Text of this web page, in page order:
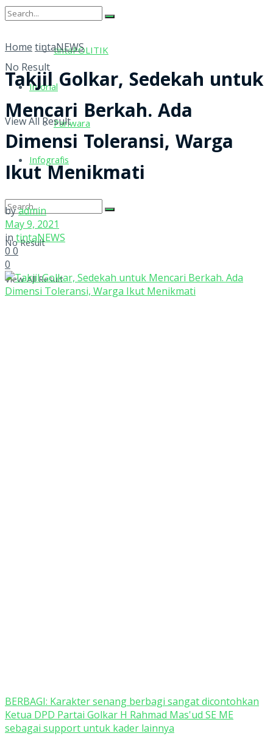
tintaPOLITIK
Inforial
Pariwara
Infografis
No Result
View All Result
No Result
View All Result
Home tintaNEWS
Takjil Golkar, Sedekah untuk
Mencari Berkah. Ada
Dimensi Toleransi, Warga
Ikut Menikmati
byadmin
May 9, 2021
in tintaNEWS
0 0
0
BERBAGI: Karakter senang berbagi sangat dicontohkan
Ketua DPD Partai Golkar H Rahmad Mas'ud SE ME
sebagai support untuk kader lainnya